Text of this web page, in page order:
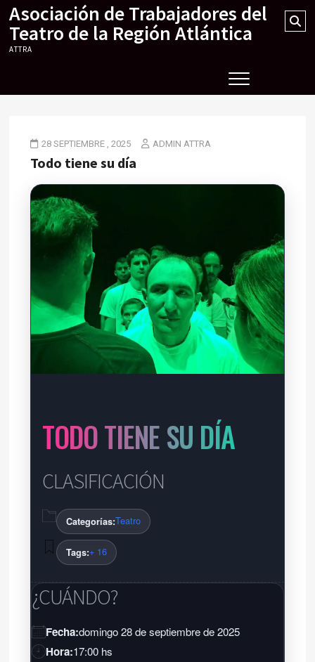
Skip
content
Asociación de Trabajadores del
Teatro de la Región Atlántica
ATTRA
28 SEPTIEMBRE , 2025 ADMIN ATTRA
Todo tiene su día
TODO TIENE SU DÍA
CLASIFICACIÓN
Categorías:Teatro
Tags:+ 16
¿CUÁNDO?
Fecha:domingo 28 de septiembre de 2025
Hora:17:00 hs